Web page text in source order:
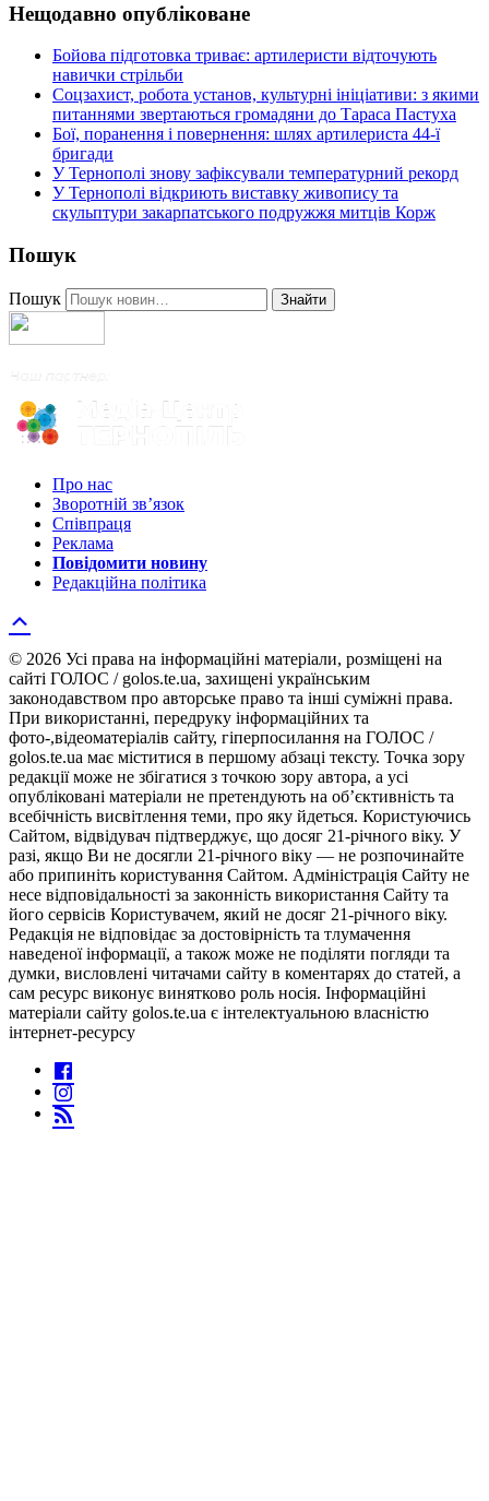
Нещодавно опубліковане
Бойова підготовка триває: артилеристи відточують
навички стрільби
Соцзахист, робота установ, культурні ініціативи: з якими
питаннями звертаються громадяни до Тараса Пастуха
Бої, поранення і повернення: шлях артилериста 44-ї
бригади
У Тернополі знову зафіксували температурний рекорд
У Тернополі відкриють виставку живопису та
скульптури закарпатського подружжя митців Корж
Пошук
Пошук Знайти
Про нас
Зворотній зв’язок
Співпраця
Реклама
Повідомити новину
Редакційна політика
© 2026 Усі права на інформаційні матеріали, розміщені на
сайті ГОЛОС / golos.te.ua, захищені українським
законодавством про авторське право та інші суміжні права.
При використанні, передруку інформаційних та
фото-,відеоматеріалів сайту, гіперпосилання на ГОЛОС /
golos.te.ua має міститися в першому абзаці тексту. Точка зору
редакції може не збігатися з точкою зору автора, а усі
опубліковані матеріали не претендують на об’єктивність та
всебічність висвітлення теми, про яку йдеться. Користуючись
Сайтом, відвідувач підтверджує, що досяг 21-річного віку. У
разі, якщо Ви не досягли 21-річного віку — не розпочинайте
або припиніть користування Сайтом. Адміністрація Сайту не
несе відповідальності за законність використання Сайту та
його сервісів Користувачем, який не досяг 21-річного віку.
Редакція не відповідає за достовірність та тлумачення
наведеної інформації, а також може не поділяти погляди та
думки, висловлені читачами сайту в коментарях до статей, а
сам ресурс виконує винятково роль носія. Інформаційні
матеріали сайту golos.te.ua є інтелектуальною власністю
інтернет-ресурсу